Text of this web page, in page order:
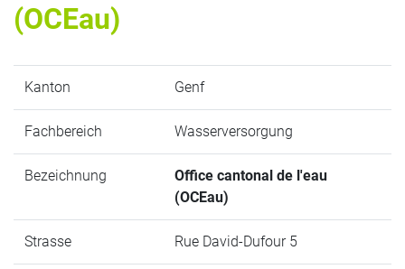
(OCEau)
Kanton Genf
Fachbereich Wasserversorgung
Bezeichnung
Office cantonal de l'eau
(OCEau)
Strasse Rue David-Dufour 5